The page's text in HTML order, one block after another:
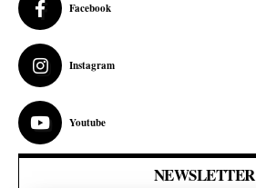
Facebook
Instagram
Youtube
NEWSLETTER